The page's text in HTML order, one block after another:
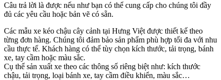
Câu trả lời là được nếu như bạn có thể cung cấp cho chúng tôi đầy
đủ các yêu cầu hoặc bản vẽ có sẵn.
Các mẫu xe kéo chậu cây cảnh tại Hưng Việt được thiết kế theo
từng đơn hàng. Chúng tôi đảm bảo sản phẩm phù hợp tối đa với nhu
cầu thực tế. Khách hàng có thể tùy chọn kích thước, tải trọng, bánh
xe, tay cầm hoặc màu sắc.
Cụ thể sản xuất xe theo các thông số riêng biệt như: kích thước
chậu, tải trọng, loại bánh xe, tay cầm điều khiển, màu sắc…